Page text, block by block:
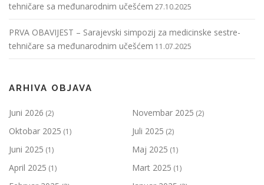
tehničare sa međunarodnim učešćem 27.10.2025
PRVA OBAVIJEST – Sarajevski simpozij za medicinske sestre-
tehničare sa međunarodnim učešćem 11.07.2025
ARHIVA OBJAVA
Juni 2026 (2) Novembar 2025 (2)
Oktobar 2025 (1) Juli 2025 (2)
Juni 2025 (1) Maj 2025 (1)
April 2025 (1) Mart 2025 (1)